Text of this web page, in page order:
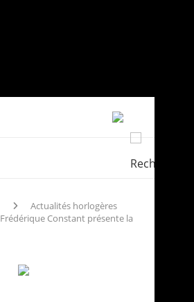
Actualités horlogères
Frédérique Constant présente la